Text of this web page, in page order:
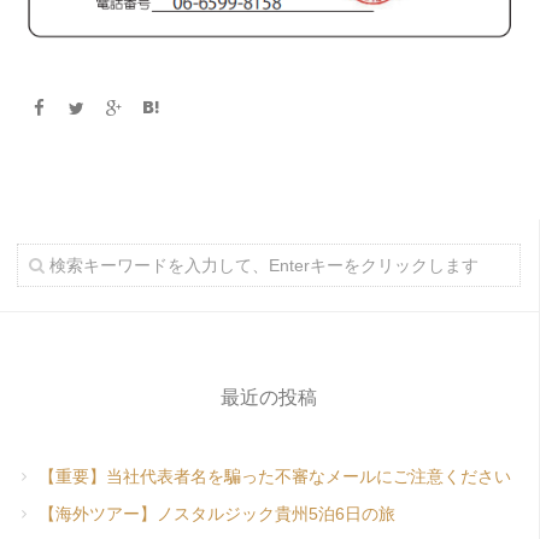
最近の投稿
【重要】当社代表者名を騙った不審なメールにご注意ください
【海外ツアー】ノスタルジック貴州5泊6日の旅